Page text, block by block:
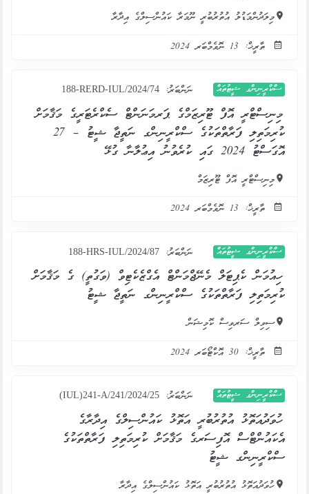
މިލަދުންމަޑުލު އުތުރުބުރީ ނޫމަރާ ކައުންސިލްގެ އިދާރާ
ތާރީޚް: 13 ނޮވެމްބަރ 2024
ސްކްރީނިންގ ޝީޓުތައް ނަންބަރު: 188-RERD-IUL/2024/74
މިނިސްޓްރީ އޮފް ޓޫރިޒަމްގެ ޕަރމަނަންޓް ސެކްރެޓަރީގެ މަޤާމަށް
ކުރިމަތިލި ފަރާތްތަކުގެ ސްކްރީނިންގ ނަތީޖާ ޝީޓު – 27
އޮގަސްޓު 2024 ގައި ކުރެވުނު އިޢުލާނާ ގުޅޭ
މިނިސްޓްރީ އޮފް ޓޫރިޒަމް
ތާރީޚް: 13 ނޮވެމްބަރ 2024
ސްކްރީނިންގ ޝީޓުތައް ނަންބަރު: 188-HRS-IUL/2024/87
ހިއުމަން ކެޕިޓަލް މެނޭޖްމަންޓް އެގްޒެކެޓިވް (ވަގުތީ) ގެ މަޤާމަށް
ކުރިމަތިލި ފަރާތްތަކުގެ ސްކްރީނިންގ ނަތީޖާ ޝީޓު
ސިވިލް ސަރވިސް ކޮމިޝަން
ތާރީޚް: 30 އޮކްޓޯބަރ 2024
ސްކްރީނިންގ ޝީޓުތައް ނަންބަރު: (IUL)241-A/241/2024/25
ހުވަދުއަތޮޅު އުތުރުބުރީ އަތޮޅު ކައުންސިލްގެ އިދާރާގެ
އެކައުންޓްސް އޮފިސަރގެ މަޤާމަށް ކުރިމަތިލި ފަރާތްތަކުގެ
ސްކްރީނިންގ ޝީޓު
ހުވަދުއަތޮޅު އުތުރުބުރީ އަތޮޅު ކައުންސިލްގެ އިދާރާ